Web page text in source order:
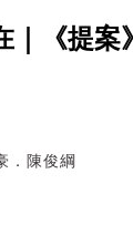
《提案
．陳俊綱